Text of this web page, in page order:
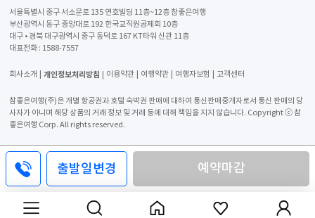
출발일변경 예약마감
서울특별시 중구 서소문로 135 연호빌딩 11층~12층 참좋은여행
부산광역시 동구 중앙대로 192 한국교직원공제회 10층
대구 • 경북 대구광역시 중구 동덕로 167 KT타워 신관 11층
대표전화 : 1588-7557
회사소개 개인정보처리방침 이용약관 여행약관 여행자보험 고객센터
참좋은여행(주)은 개별 항공권과 호텔 숙박권 판매에 대하여 통신판매중개자로서 통신 판매의 당
사자가 아니며 해당 상품의 거래 정보 및 거래 등에 대해 책임을 지지 않습니다. Copyright ⓒ 참
좋은여행 Corp. All rights reserved.